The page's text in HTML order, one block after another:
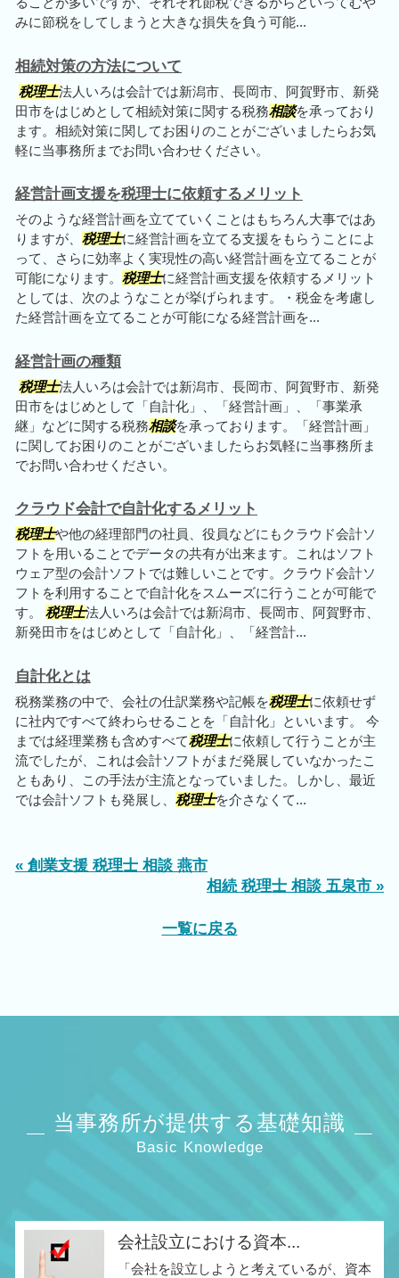
みに節税をしてしまうと大きな損失を負う可能...
相続対策の方法について
税理士法人いろは会計では新潟市、長岡市、阿賀野市、新発
田市をはじめとして相続対策に関する税務相談を承っており
ます。相続対策に関してお困りのことがございましたらお気
軽に当事務所までお問い合わせください。
経営計画支援を税理士に依頼するメリット
そのような経営計画を立てていくことはもちろん大事ではあ
りますが、 税理士に経営計画を立てる支援をもらうことによ
って、さらに効率よく実現性の高い経営計画を立てることが
可能になります。 税理士に経営計画支援を依頼するメリット
としては、次のようなことが挙げられます。・税金を考慮し
た経営計画を立てることが可能になる経営計画を...
経営計画の種類
税理士法人いろは会計では新潟市、長岡市、阿賀野市、新発
田市をはじめとして「自計化」、「経営計画」、「事業承
継」などに関する税務相談を承っております。「経営計画」
に関してお困りのことがございましたらお気軽に当事務所ま
でお問い合わせください。
クラウド会計で自計化するメリット
税理士や他の経理部門の社員、役員などにもクラウド会計ソ
フトを用いることでデータの共有が出来ます。これはソフト
ウェア型の会計ソフトでは難しいことです。クラウド会計ソ
フトを利用することで自計化をスムーズに行うことが可能で
す。 税理士法人いろは会計では新潟市、長岡市、阿賀野市、
新発田市をはじめとして「自計化」、「経営計...
自計化とは
税務業務の中で、会社の仕訳業務や記帳を税理士に依頼せず
に社内ですべて終わらせることを「自計化」といいます。 今
までは経理業務も含めすべて税理士に依頼して行うことが主
流でしたが、これは会計ソフトがまだ発展していなかったこ
ともあり、この手法が主流となっていました。しかし、最近
では会計ソフトも発展し、 税理士を介さなくて...
« 創業支援 税理士 相談 燕市
相続 税理士 相談 五泉市 »
一覧に戻る
当事務所が提供する基礎知識
Basic Knowledge
会社設立における資本...
「会社を設立しようと考えているが、資本